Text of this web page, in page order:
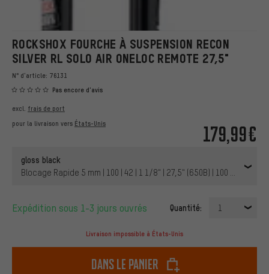
ROCKSHOX FOURCHE À SUSPENSION RECON
SILVER RL SOLO AIR ONELOC REMOTE 27,5"
N° d'article: 76131
Pas encore d'avis
179,99€
excl. frais de port
pour la livraison vers États-Unis
gloss black
Blocage Rapide 5 mm | 100 | 42 | 1 1/8" | 27,5" (650B) | 100 mm
Expédition sous 1-3 jours ouvrés Quantité: 1
Livraison impossible à États-Unis
dans le panier